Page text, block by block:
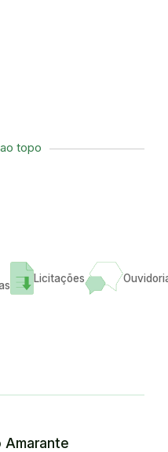
topo
Licitações
Amarante